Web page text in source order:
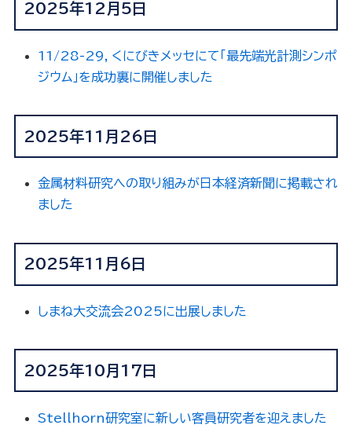
2025年12月5日
11/28-29，くにびきメッセにて「最先端光計測シンポ
ジウム」を成功裏に開催しました
2025年11月26日
金属材料研究への取り組みが日本経済新聞に掲載され
ました
2025年11月6日
しまね大交流会2025に出展しました
2025年10月17日
Stellhorn研究室に新しい客員研究者を迎えました